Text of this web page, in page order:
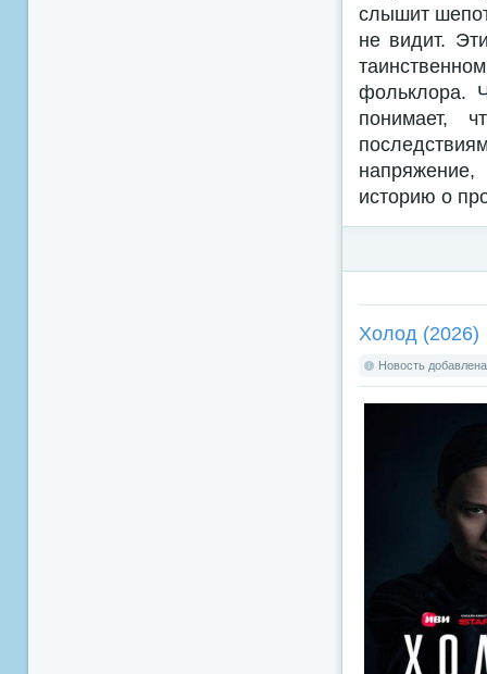
слышит
не видит.
фольклора.
понимает,
историю о
Холод (2026)
Новость